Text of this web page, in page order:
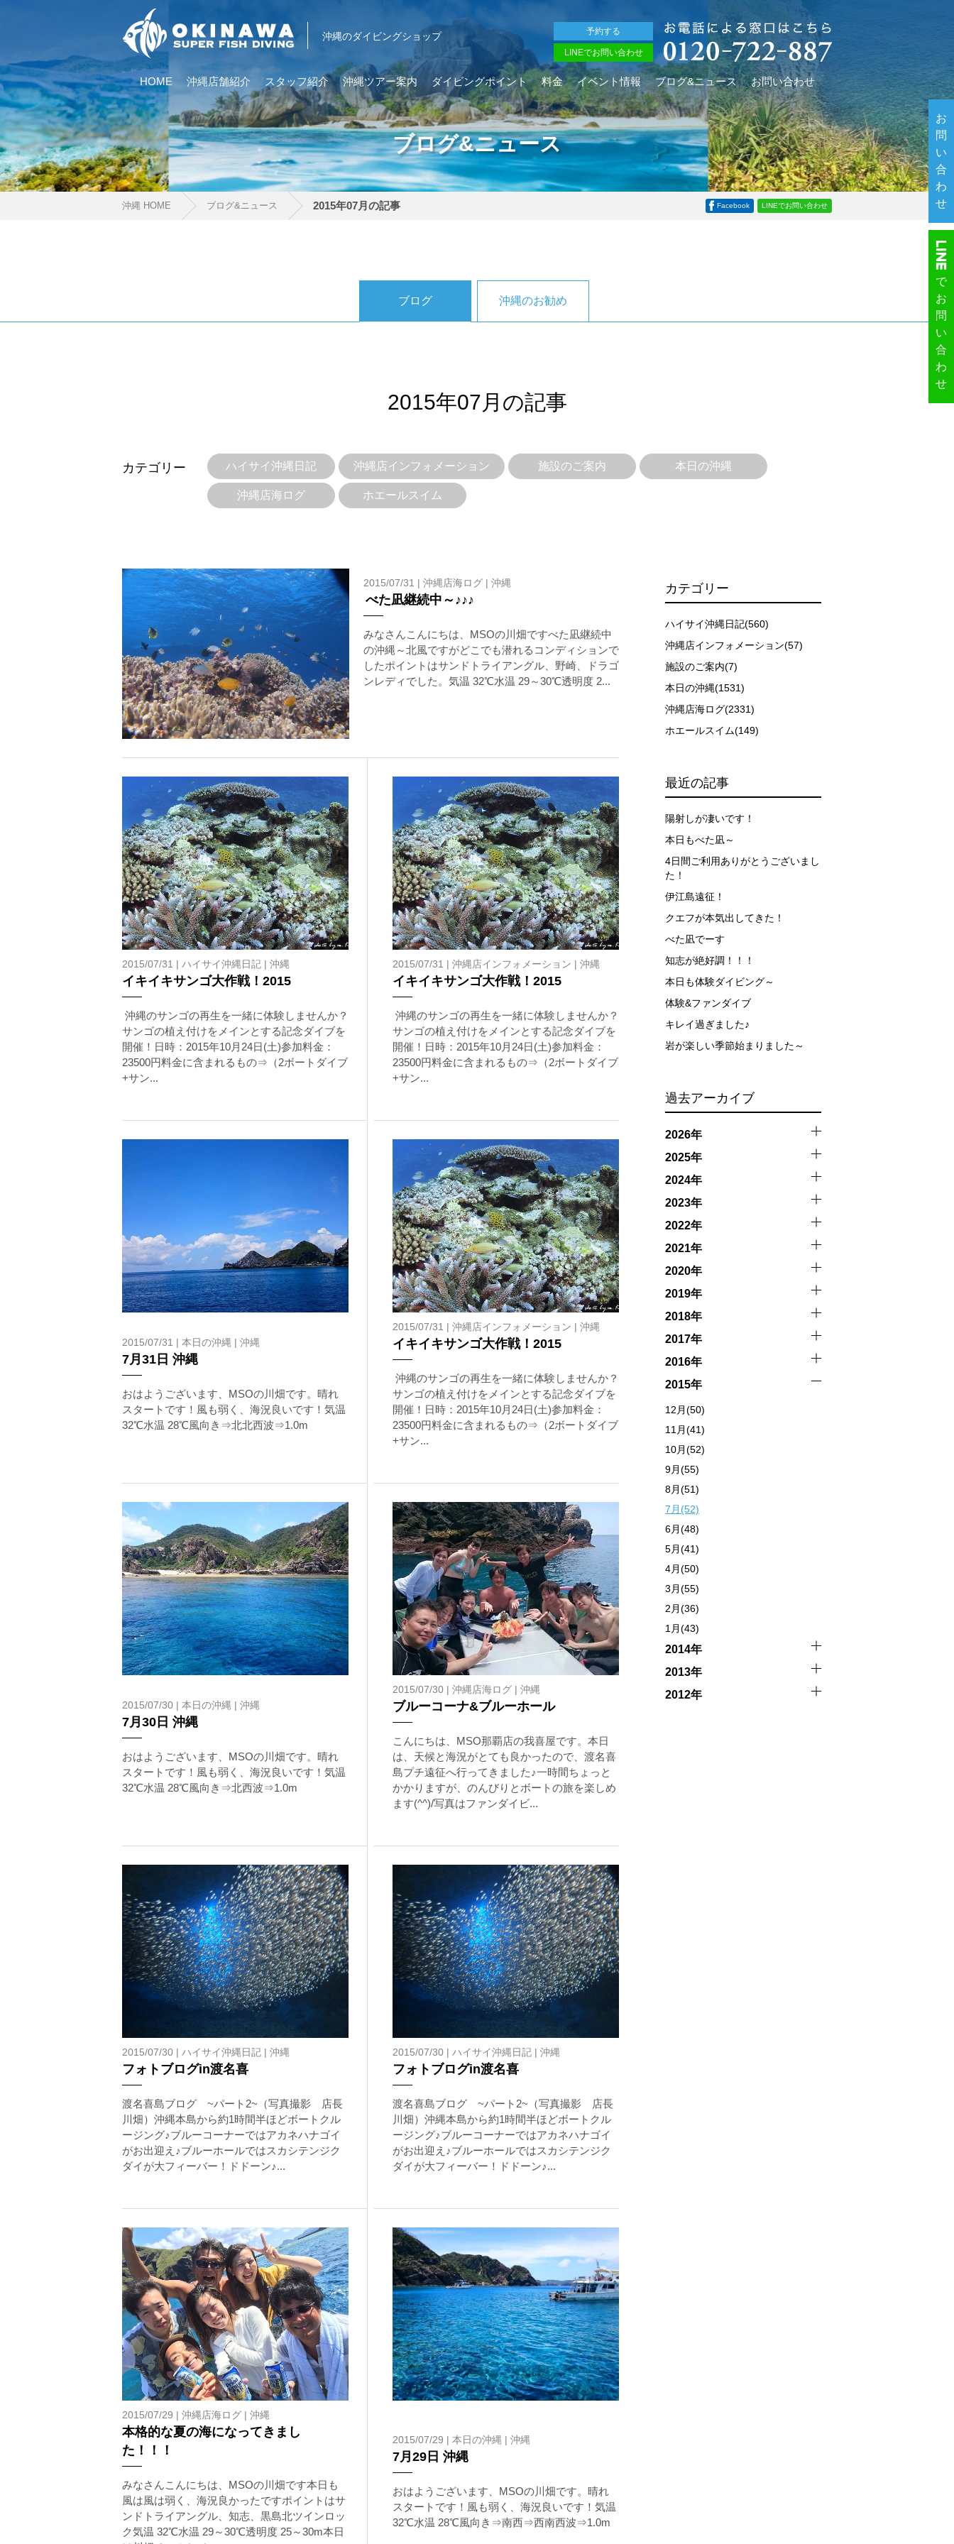
沖縄のダイビングショップ 予約する
LINEでお問い合わせ
ブログ&ニュース
HOME 沖縄店舗紹介 スタッフ紹介 沖縄ツアー案内 ダイビングポイント 料金 イベント情報 ブログ&ニュース お問い合わせ
沖縄 HOME ブログ&ニュース 2015年07月の記事 Facebook LINEでお問い合わせ
ブログ 沖縄のお勧め
2015年07月の記事
カテゴリー ハイサイ沖縄日記 沖縄店インフォメーション 施設のご案内 本日の沖縄
沖縄店海ログ ホエールスイム
2015/07/31 | 沖縄店海ログ | 沖縄
べた凪継続中～♪♪♪
みなさんこんにちは、MSOの川畑ですべた凪継続中
の沖縄～北風ですがどこでも潜れるコンディションで
したポイントはサンドトライアングル、野崎、ドラゴ
ンレディでした。気温 32℃水温 29～30℃透明度 2...
2015/07/31 | ハイサイ沖縄日記 | 沖縄
イキイキサンゴ大作戦！2015
沖縄のサンゴの再生を一緒に体験しませんか？
サンゴの植え付けをメインとする記念ダイブを
開催！日時：2015年10月24日(土)参加料金：
23500円料金に含まれるもの⇒（2ボートダイブ
+サン...
2015/07/31 | 沖縄店インフォメーション | 沖縄
イキイキサンゴ大作戦！2015
沖縄のサンゴの再生を一緒に体験しませんか？
サンゴの植え付けをメインとする記念ダイブを
開催！日時：2015年10月24日(土)参加料金：
23500円料金に含まれるもの⇒（2ボートダイブ
+サン...
2015/07/31 | 本日の沖縄 | 沖縄
7月31日 沖縄
おはようございます、MSOの川畑です。晴れ
スタートです！風も弱く、海況良いです！気温
32℃水温 28℃風向き⇒北北西波⇒1.0m
2015/07/31 | 沖縄店インフォメーション | 沖縄
イキイキサンゴ大作戦！2015
沖縄のサンゴの再生を一緒に体験しませんか？
サンゴの植え付けをメインとする記念ダイブを
開催！日時：2015年10月24日(土)参加料金：
23500円料金に含まれるもの⇒（2ボートダイブ
+サン...
2015/07/30 | 本日の沖縄 | 沖縄
7月30日 沖縄
おはようございます、MSOの川畑です。晴れ
スタートです！風も弱く、海況良いです！気温
32℃水温 28℃風向き⇒北西波⇒1.0m
2015/07/30 | 沖縄店海ログ | 沖縄
ブルーコーナ&ブルーホール
こんにちは、MSO那覇店の我喜屋です。本日
は、天候と海況がとても良かったので、渡名喜
島プチ遠征へ行ってきました♪一時間ちょっと
かかりますが、のんびりとボートの旅を楽しめ
ます(^^)/写真はファンダイビ...
2015/07/30 | ハイサイ沖縄日記 | 沖縄
フォトブログin渡名喜
渡名喜島ブログ ~パート2~（写真撮影 店長
川畑）沖縄本島から約1時間半ほどボートクル
ージング♪ブルーコーナーではアカネハナゴイ
がお出迎え♪ブルーホールではスカシテンジク
ダイが大フィーバー！ドドーン♪...
2015/07/30 | ハイサイ沖縄日記 | 沖縄
フォトブログin渡名喜
渡名喜島ブログ ~パート2~（写真撮影 店長
川畑）沖縄本島から約1時間半ほどボートクル
ージング♪ブルーコーナーではアカネハナゴイ
がお出迎え♪ブルーホールではスカシテンジク
ダイが大フィーバー！ドドーン♪...
2015/07/29 | 沖縄店海ログ | 沖縄
本格的な夏の海になってきまし
た！！！
みなさんこんにちは、MSOの川畑です本日も
風は風は弱く、海況良かったですポイントはサ
ンドトライアングル、知志、黒島北ツインロッ
ク気温 32℃水温 29～30℃透明度 25～30m本日
2015/07/29 | 本日の沖縄 | 沖縄
7月29日 沖縄
おはようございます、MSOの川畑です。晴れ
スタートです！風も弱く、海況良いです！気温
32℃水温 28℃風向き⇒南西⇒西南西波⇒1.0m
カテゴリー
ハイサイ沖縄日記(560)
沖縄店インフォメーション(57)
施設のご案内(7)
本日の沖縄(1531)
沖縄店海ログ(2331)
ホエールスイム(149)
最近の記事
陽射しが凄いです！
本日もべた凪～
4日間ご利用ありがとうございまし
た！
伊江島遠征！
クエフが本気出してきた！
べた凪でーす
知志が絶好調！！！
本日も体験ダイビング～
体験&ファンダイブ
キレイ過ぎました♪
岩が楽しい季節始まりました～
過去アーカイブ
2026年
2025年
2024年
2023年
2022年
2021年
2020年
2019年
2018年
2017年
2016年
2015年
12月(50)
11月(41)
10月(52)
9月(55)
8月(51)
7月(52)
6月(48)
5月(41)
4月(50)
3月(55)
2月(36)
1月(43)
2014年
2013年
2012年
1.スイム開始の判断
クジラを発見した場合は、その時のクジラの様子や海況を確認し、ガイドがスイム開始可能と判断した場合にのみエントリーを行います。
たとえクジラが近くを泳いでいても、状況によってはエントリーを行わない場合があります。
2.人数制限とエントリー順
クジラへのストレス軽減や安全管理の観点から、エントリー人数を制限する場合があります。また、エントリーの順番はガイドが決定しますので、必ずその指示に従って準備してくだ
クジラの観察は水面からのみとし、素潜りは禁止とします。クジラによっては、人が近くを泳ぐことを嫌い、逃げてしまう場合があります。そのため、原則として緊急時やガイドの指
示がある場合を除き、クジラの近くでフィンキックなどをして泳ぐことも禁止します。クジラは一度でもそのような行動を取る人間を嫌がってしまうと、その後スイムで近づくことが
できなくなる場合が多いため、必ずこれらの事項をお守りください。
4.スイム遂行の可否と返金について
ツアー当日は、ゲストの安全を最優先とし、可能な限りスイムが実施できるよう努めます。しかし、万が一海にエントリーできなかった場合や、クジラを発見できなかった場合でも返
金はいたしませんので、あらかじめご了承ください。
沖縄の1月～3月は、季節的に海が穏やかな日は多くありません。そのため、多少の波やうねりがある中でスノーケリングを行う場合が多くなります。泳力や体力に自信のない方、また
船酔いしやすい方は、ご自身で事前に十分な対策をお願いいたします。
ツアー中に、スノーケリングやスキンダイビングの技術が本ツアーに参加できるレベルに達していないと判断した場合には、参加をお断りする場合があります。スキンダイビングの経
験が浅い方については、条件付きでのご案内となる場合があります。その際のご返金には応じかねますので、あらかじめご了承ください。これまでの経験については当日ご申告いただ
7.器材やスーツのレンタル
ホエールスイム参加時に使用する器材やスーツのレンタルをご希望の方は、事前にお申し出ください。
承諾しました。
ルスイムでは、これら以外にも想定できないトラブルが発生する可能性があります。
参加者はこれらのリスクを理解し、傷害や損害につながった場合、またはその他いかなる理由があっても、当ツアー開催主催者とガイド、船舶の保有者及び船長に対して損害賠償を請求
承諾しました。
上記承諾ください。
閉じる
お
問
い
合
わ
せ
で
お
問
い
合
わ
せ